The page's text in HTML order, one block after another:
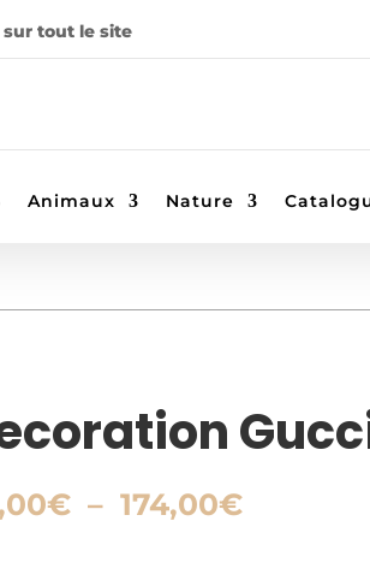
sur tout le site
Animaux Nature
€ – 174,00€Plage